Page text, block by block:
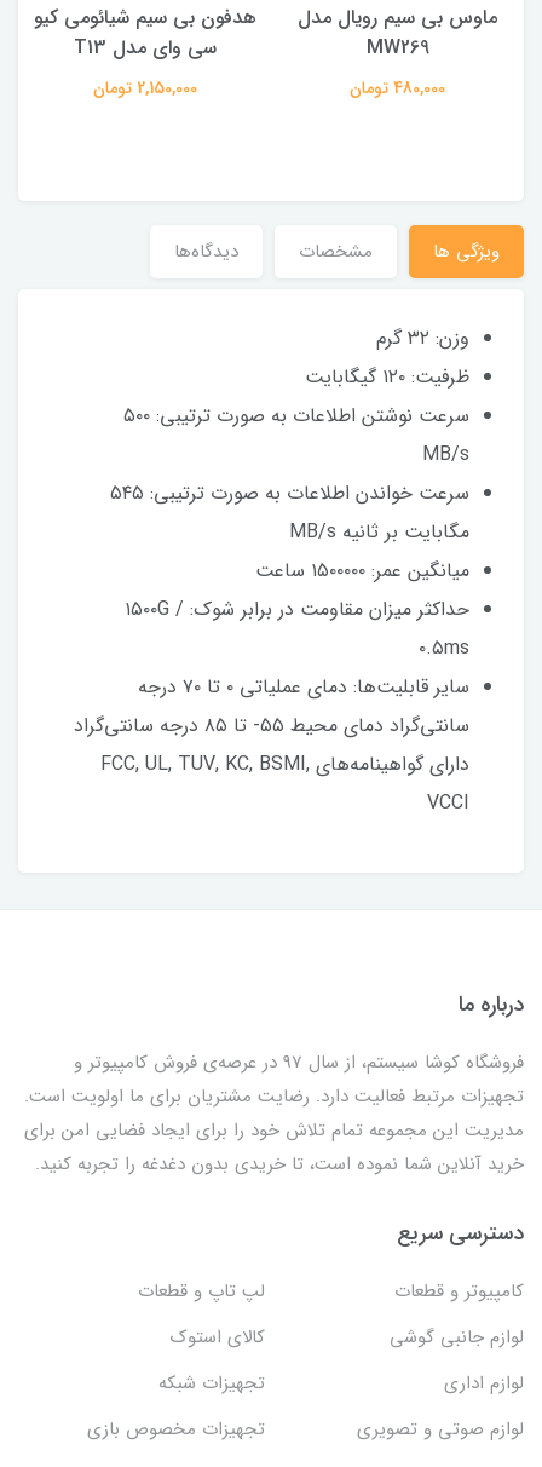
ماوس بی سیم رویال مدل
MW269
480,000 تومان
هدفون بی سیم شیائومی کیو
سی وای مدل T13
2,150,000 تومان
ویژگی ها مشخصات دیدگاه‌ها
وزن: ۳۲ گرم
ظرفیت: ۱۲۰ گیگابایت
سرعت نوشتن اطلاعات به صورت ترتیبی: ۵۰۰
MB/s
سرعت خواندن اطلاعات به صورت ترتیبی: ۵۴۵
مگابایت بر ثانیه MB/s
میانگین عمر: ۱۵۰۰۰۰۰ ساعت
حداکثر میزان مقاومت در برابر شوک: ۱۵۰۰G /
۰.۵ms
سایر قابلیت‌ها: دمای عملیاتی ۰ تا ۷۰ درجه
سانتی‌گراد دمای محیط ۵۵- تا ۸۵ درجه سانتی‌گراد
دارای گواهینامه‌های FCC, UL, TUV, KC, BSMI,
VCCI
درباره ما
فروشگاه کوشا سیستم، از سال 97 در عرصه‌ی فروش کامپیوتر و
تجهیزات مرتبط فعالیت دارد. رضایت مشتریان برای ما اولویت است.
مدیریت این مجموعه تمام تلاش خود را برای ایجاد فضایی امن برای
خرید آنلاین شما نموده است، تا خریدی بدون دغدغه را تجربه کنید.
دسترسی سریع
کامپیوتر و قطعات
لپ تاپ و قطعات
لوازم جانبی گوشی
کالای استوک
لوازم اداری
تجهیزات شبکه
لوازم صوتی و تصویری
تجهیزات مخصوص بازی